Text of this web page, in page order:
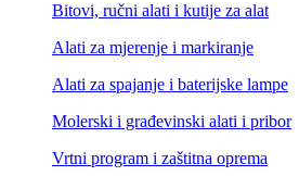
Bitovi, ručni alati i kutije za alat
Alati za mjerenje i markiranje
Alati za spajanje i baterijske lampe
Molerski i građevinski alati i pribor
Vrtni program i zaštitna oprema